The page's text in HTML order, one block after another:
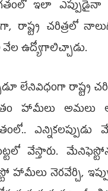
ఇలా ఎప్పుడైనా
రాష్ట్ర చరిత్రలో
వేల ఉద్యోగాలిచ్చాడు.
లేనివిధంగా రాష్ట్ర
హామీలు అమలు
ఎన్నికలప్పుడు
వేస్తారు.
హామీలు నెరవేర్చి,